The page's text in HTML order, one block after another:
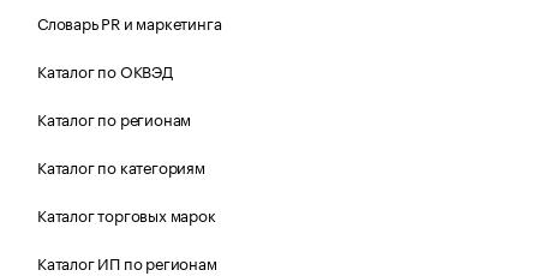
Словарь PR и маркетинга
Каталог по ОКВЭД
Каталог по регионам
Каталог по категориям
Каталог торговых марок
Каталог ИП по регионам